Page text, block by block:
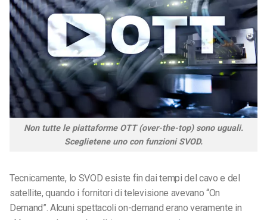
Non tutte le piattaforme OTT (over-the-top) sono uguali.
Sceglietene uno con funzioni SVOD.
Tecnicamente, lo SVOD esiste fin dai tempi del cavo e del
satellite, quando i fornitori di televisione avevano “On
Demand”. Alcuni spettacoli on-demand erano veramente in